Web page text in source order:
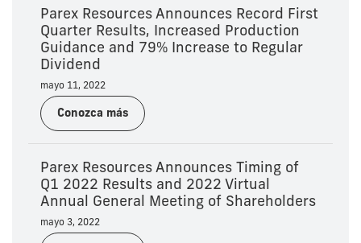
Parex Resources Announces Record First
Quarter Results, Increased Production
Guidance and 79% Increase to Regular
Dividend
mayo 11, 2022
Conozca más
Parex Resources Announces Timing of
Q1 2022 Results and 2022 Virtual
Annual General Meeting of Shareholders
mayo 3, 2022